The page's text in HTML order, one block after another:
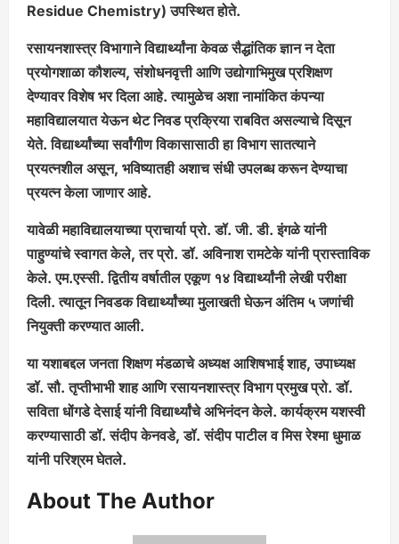
Residue Chemistry) उपस्थित होते.
रसायनशास्त्र विभागाने विद्यार्थ्यांना केवळ सैद्धांतिक ज्ञान न देता
प्रयोगशाळा कौशल्य, संशोधनवृत्ती आणि उद्योगाभिमुख प्रशिक्षण
देण्यावर विशेष भर दिला आहे. त्यामुळेच अशा नामांकित कंपन्या
महाविद्यालयात येऊन थेट निवड प्रक्रिया राबवित असल्याचे दिसून
येते. विद्यार्थ्यांच्या सर्वांगीण विकासासाठी हा विभाग सातत्याने
प्रयत्नशील असून, भविष्यातही अशाच संधी उपलब्ध करून देण्याचा
प्रयत्न केला जाणार आहे.
यावेळी महाविद्यालयाच्या प्राचार्या प्रो. डॉ. जी. डी. इंगळे यांनी
पाहुण्यांचे स्वागत केले, तर प्रो. डॉ. अविनाश रामटेके यांनी प्रास्ताविक
केले. एम.एस्सी. द्वितीय वर्षातील एकूण १४ विद्यार्थ्यांनी लेखी परीक्षा
दिली. त्यातून निवडक विद्यार्थ्यांच्या मुलाखती घेऊन अंतिम ५ जणांची
नियुक्ती करण्यात आली.
या यशाबद्दल जनता शिक्षण मंडळाचे अध्यक्ष आशिषभाई शाह, उपाध्यक्ष
डॉ. सौ. तृप्तीभाभी शाह आणि रसायनशास्त्र विभाग प्रमुख प्रो. डॉ.
सविता धोंगडे देसाई यांनी विद्यार्थ्यांचे अभिनंदन केले.कार्यक्रम यशस्वी
करण्यासाठी डॉ. संदीप केनवडे, डॉ. संदीप पाटील व मिस रेश्मा धुमाळ
यांनी परिश्रम घेतले.
About The Author